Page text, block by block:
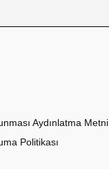
Aydınlatma Metni
Politikası